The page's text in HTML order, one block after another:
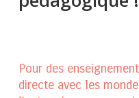
Pour des
directe avec les